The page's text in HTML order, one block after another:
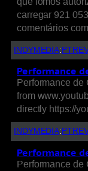
carregar 921
comentários
INDYMEDIA:
Performance
Performance de
from
directly https://
INDYMEDIA:
Performance
Performance de